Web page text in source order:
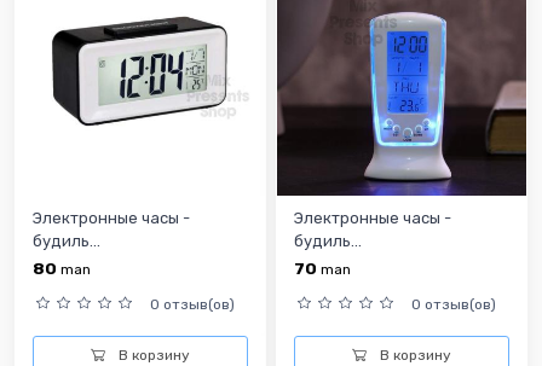
Электронные часы -
будиль...
80 man
0 отзыв(ов)
В корзину
Электронные часы -
будиль...
70 man
0 отзыв(ов)
В корзину